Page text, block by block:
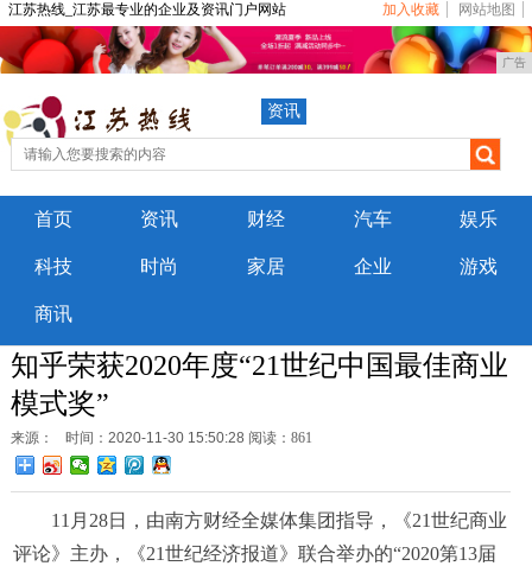
江苏热线_江苏最专业的企业及资讯门户网站 加入收藏 网站地图
广告
资讯
首页 资讯 财经 汽车 娱乐
科技 时尚 家居 企业 游戏
商讯
知乎荣获2020年度“21世纪中国最佳商业
模式奖”
来源： 时间：2020-11-30 15:50:28 阅读：861
11月28日，由南方财经全媒体集团指导，《21世纪商业
评论》主办，《21世纪经济报道》联合举办的“2020第13届